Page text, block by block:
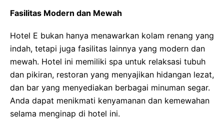
Fasilitas Modern dan Mewah
Hotel E bukan hanya menawarkan kolam renang yang
indah, tetapi juga fasilitas lainnya yang modern dan
mewah. Hotel ini memiliki spa untuk relaksasi tubuh
dan pikiran, restoran yang menyajikan hidangan lezat,
dan bar yang menyediakan berbagai minuman segar.
Anda dapat menikmati kenyamanan dan kemewahan
selama menginap di hotel ini.